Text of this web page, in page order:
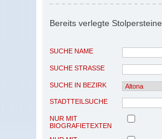
Bereits verlegte Stolpersteine
SUCHE NAME
SUCHE STRASSE
SUCHE IN BEZIRK
STADTTEILSUCHE
NUR MIT
BIOGRAFIETEXTEN